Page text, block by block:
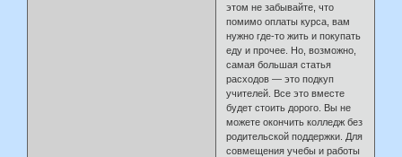
этом не забывайте, что
помимо оплаты курса, вам
нужно где-то жить и покупать
еду и прочее. Но, возможно,
самая большая статья
расходов — это подкуп
учителей. Все это вместе
будет стоить дорого. Вы не
можете окончить колледж без
родительской поддержки. Для
совмещения учебы и работы